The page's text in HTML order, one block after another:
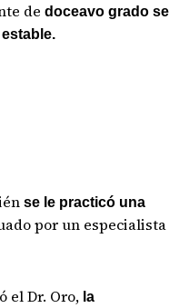
de doceavo grado se
se le practicó una
por un especialista
el Dr. Oro, la